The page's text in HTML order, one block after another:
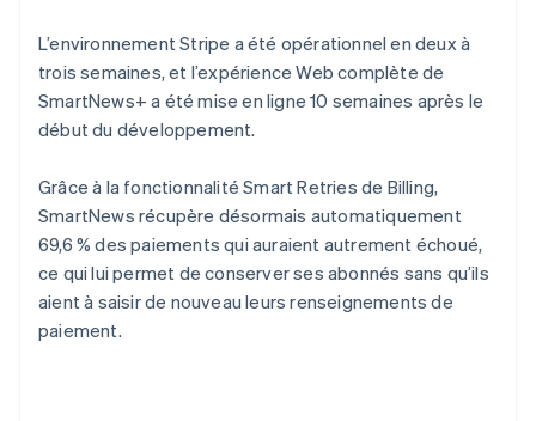
L’environnement Stripe a été opérationnel en deux à
trois semaines, et l’expérience Web complète de
SmartNews+ a été mise en ligne 10 semaines après le
début du développement.
Grâce à la fonctionnalité Smart Retries de Billing,
SmartNews récupère désormais automatiquement
69,6 % des paiements qui auraient autrement échoué,
ce qui lui permet de conserver ses abonnés sans qu’ils
aient à saisir de nouveau leurs renseignements de
paiement.